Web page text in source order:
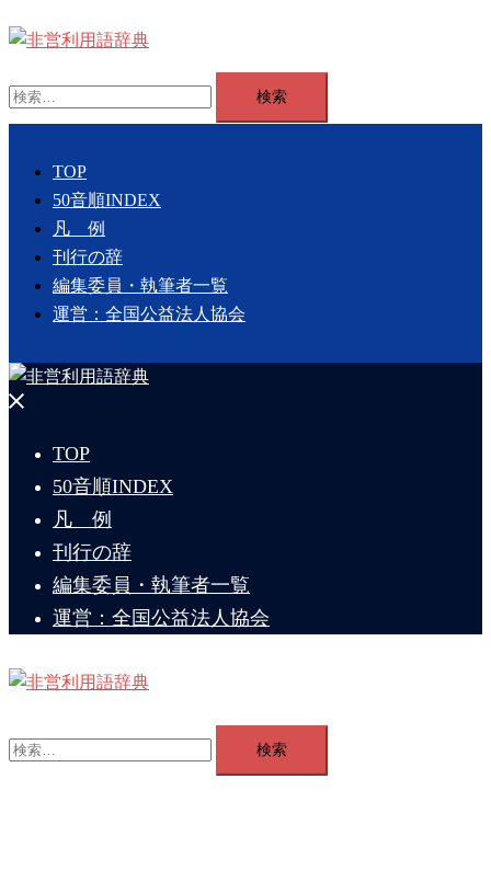
ン
ン
検
索:
TOP
50音順INDEX
凡 例
刊行の辞
編集委員・執筆者一覧
運営：全国公益法人協会
メ
TOP
50音順INDEX
凡 例
刊行の辞
編集委員・執筆者一覧
運営：全国公益法人協会
グ
ル
検
索: